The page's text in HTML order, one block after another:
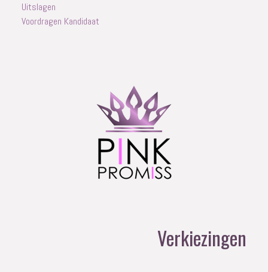
Uitslagen
Voordragen Kandidaat
Verkiezingen